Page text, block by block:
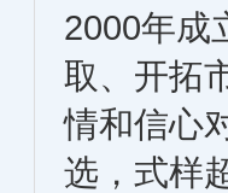
2000年成
取、开拓
情和信心
选，式样